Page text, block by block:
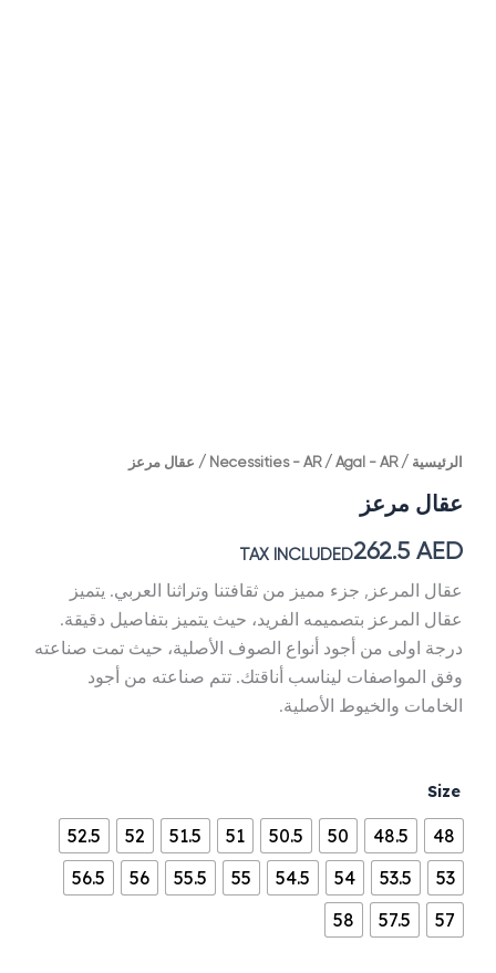
الرئيسية /
Necessities - AR/ Agal - AR / عقال مرعز
عقال مرعز
262.5 AED
TAX INCLUDED
عقال المرعز, جزء مميز من ثقافتنا وتراثنا العربي. يتميز
عقال المرعز بتصميمه الفريد، حيث يتميز بتفاصيل دقيقة.
درجة اولى من أجود أنواع الصوف الأصلية، حيث تمت صناعته
وفق المواصفات ليناسب أناقتك. تتم صناعته من أجود
الخامات والخيوط الأصلية.
Size
48
48.5
50
50.5
51
51.5
52
52.5
53
53.5
54
54.5
55
55.5
56
56.5
57
57.5
58
كمية
مرعز